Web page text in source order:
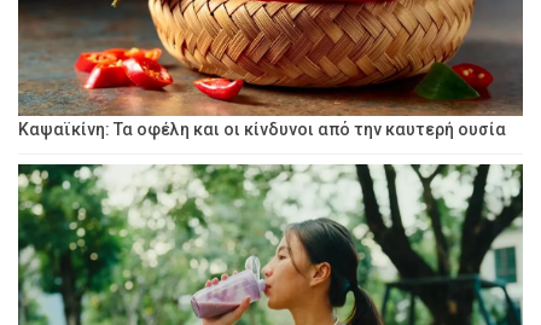
Καψαϊκίνη: Τα οφέλη και οι κίνδυνοι από την καυτερή ουσία